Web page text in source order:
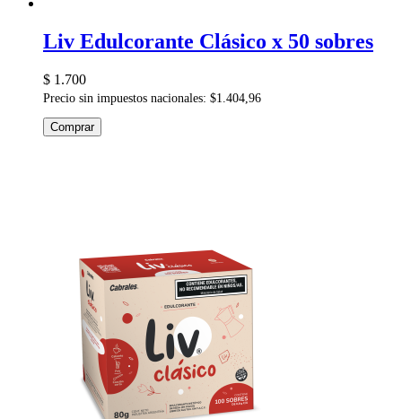
Liv Edulcorante Clásico x 50 sobres
$ 1.700
Precio sin impuestos nacionales: $1.404,96
Comprar